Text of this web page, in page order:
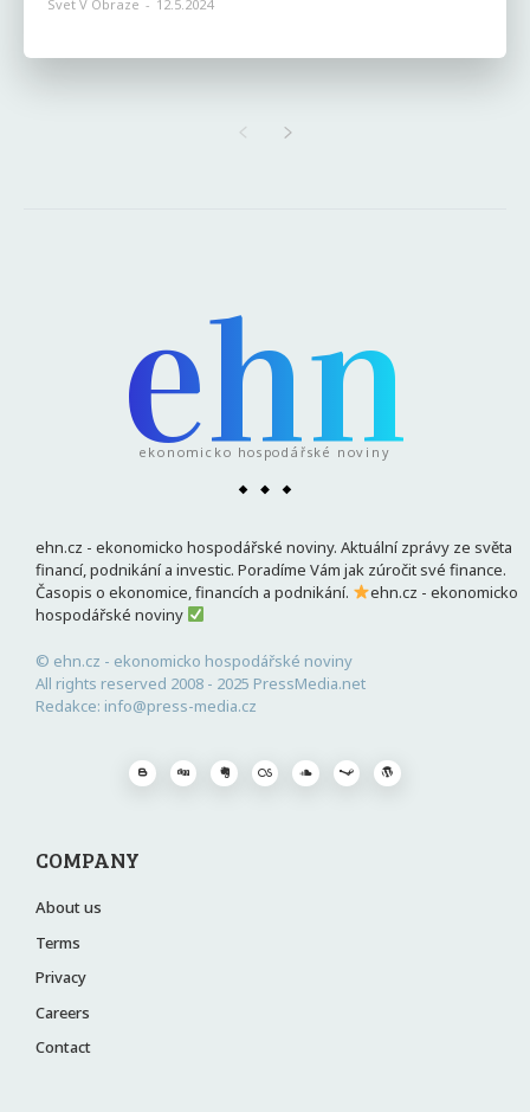
ehn
ekonomicko hospodářské noviny
ehn.cz - ekonomicko hospodářské noviny. Aktuální zprávy ze světa
financí, podnikání a investic. Poradíme Vám jak zúročit své finance.
Časopis o ekonomice, financích a podnikání.
ehn.cz - ekonomicko
hospodářské noviny
© ehn.cz - ekonomicko hospodářské noviny
All rights reserved 2008 - 2025 PressMedia.net
Redakce: info@press-media.cz
COMPANY
About us
Terms
Privacy
Careers
Contact